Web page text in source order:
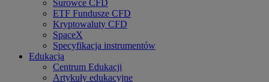
Surowce CFD
ETF Fundusze CFD
Kryptowaluty CFD
SpaceX
Specyfikacja instrumentów
Edukacja
Centrum Edukacji
Artykuły edukacyjne